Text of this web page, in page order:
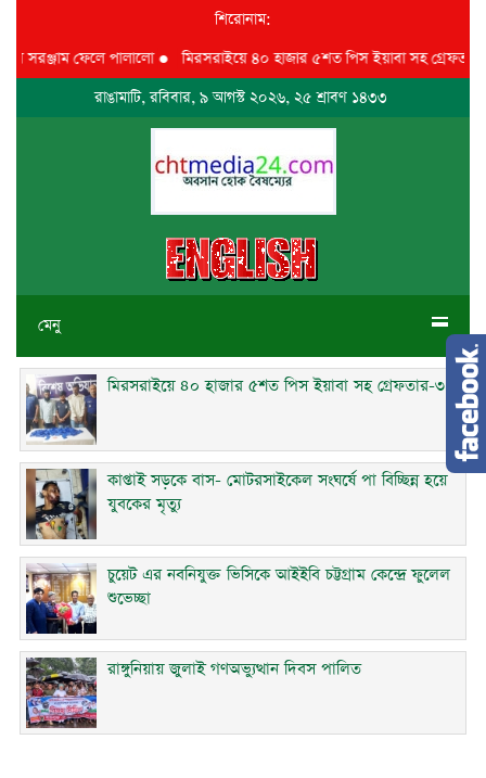
শিরোনাম:
ফেলে পালালো●মিরসরাইয়ে ৪০ হাজার ৫শত পিস ইয়াবা সহ গ্রেফতার-৩
রাঙামাটি, রবিবার, ৯ আগস্ট ২০২৬, ২৫ শ্রাবণ ১৪৩৩
মেনু
মিরসরাইয়ে ৪০ হাজার ৫শত পিস ইয়াবা সহ গ্রেফতার-৩
কাপ্তাই সড়কে বাস- মোটরসাইকেল সংঘর্ষে পা বিচ্ছিন্ন হয়ে
যুবকের মৃত্যু
চুয়েট এর নবনিযুক্ত ভিসিকে আইইবি চট্টগ্রাম কেন্দ্রে ফুলেল
শুভেচ্ছা
রাঙ্গুনিয়ায় জুলাই গণঅভ্যুত্থান দিবস পালিত